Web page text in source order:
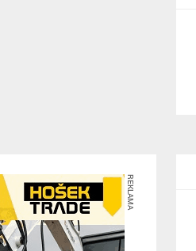
REKLAMA